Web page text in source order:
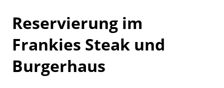
Reservierung im
Frankies Steak und
Burgerhaus